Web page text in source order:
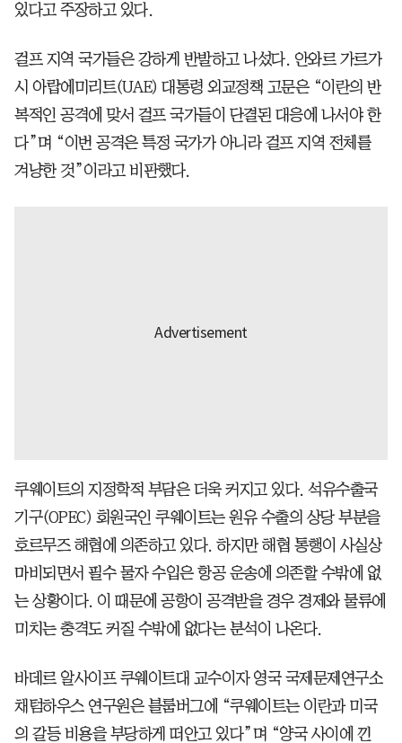
있다고 주장하고 있다.
걸프 지역 국가들은 강하게 반발하고 나섰다. 안와르 가르가
시 아랍에미리트(UAE) 대통령 외교정책 고문은 “이란의 반
복적인 공격에 맞서 걸프 국가들이 단결된 대응에 나서야 한
다”며 “이번 공격은 특정 국가가 아니라 걸프 지역 전체를
겨냥한 것”이라고 비판했다.
쿠웨이트의 지정학적 부담은 더욱 커지고 있다. 석유수출국
기구(OPEC) 회원국인 쿠웨이트는 원유 수출의 상당 부분을
호르무즈 해협에 의존하고 있다. 하지만 해협 통행이 사실상
마비되면서 필수 물자 수입은 항공 운송에 의존할 수밖에 없
는 상황이다. 이 때문에 공항이 공격받을 경우 경제와 물류에
미치는 충격도 커질 수밖에 없다는 분석이 나온다.
바데르 알사이프 쿠웨이트대 교수이자 영국 국제문제연구소
채텀하우스 연구원은 블룸버그에 “쿠웨이트는 이란과 미국
의 갈등 비용을 부당하게 떠안고 있다”며 “양국 사이에 낀